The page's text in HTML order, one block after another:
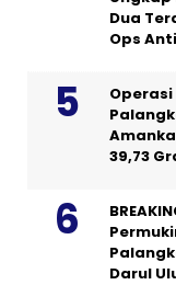
Dua
Ops
39,73
Darul